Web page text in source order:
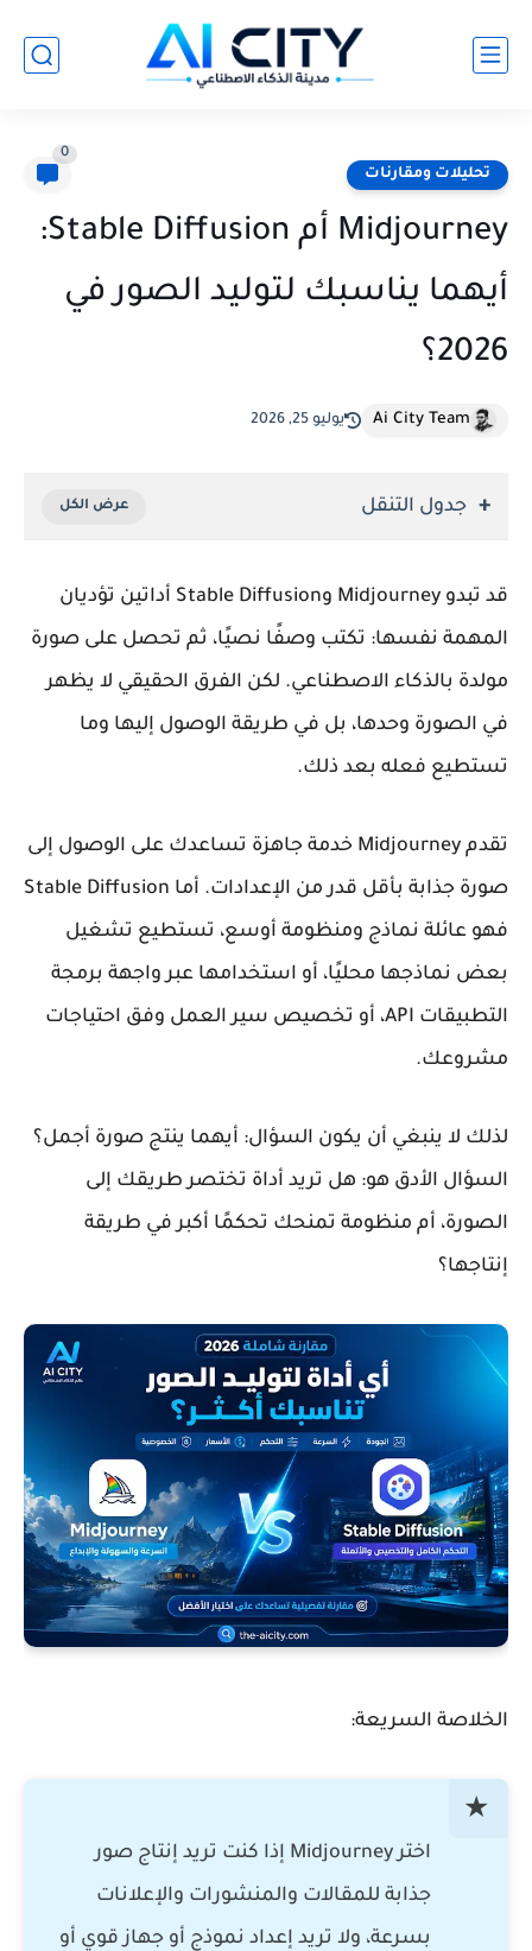
تحليلات ومقارنات
0
Midjourney أم Stable Diffusion:
أيهما يناسبك لتوليد الصور في
2026؟
Ai City Team يوليو 25, 2026
جدول التنقل
قد تبدو Midjourney وStable Diffusion أداتين تؤديان
المهمة نفسها: تكتب وصفًا نصيًا، ثم تحصل على صورة
مولدة بالذكاء الاصطناعي. لكن الفرق الحقيقي لا يظهر
في الصورة وحدها، بل في طريقة الوصول إليها وما
تستطيع فعله بعد ذلك.
تقدم Midjourney خدمة جاهزة تساعدك على الوصول إلى
صورة جذابة بأقل قدر من الإعدادات. أما Stable Diffusion
فهو عائلة نماذج ومنظومة أوسع، تستطيع تشغيل
بعض نماذجها محليًا، أو استخدامها عبر واجهة برمجة
التطبيقات API، أو تخصيص سير العمل وفق احتياجات
مشروعك.
لذلك لا ينبغي أن يكون السؤال: أيهما ينتج صورة أجمل؟
السؤال الأدق هو: هل تريد أداة تختصر طريقك إلى
الصورة، أم منظومة تمنحك تحكمًا أكبر في طريقة
إنتاجها؟
الخلاصة السريعة:
اخترMidjourney إذا كنت تريد إنتاج صور
جذابة للمقالات والمنشورات والإعلانات
بسرعة، ولا تريد إعداد نموذج أو جهاز قوي أو